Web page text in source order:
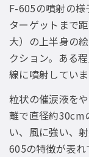
F-605の噴射の様
ターゲットまで
大）の上半身の
クション。ある
線に噴射していま
粒状の催涙液を
離で直径約30cm
い、風に強い、
605の特徴が表れ